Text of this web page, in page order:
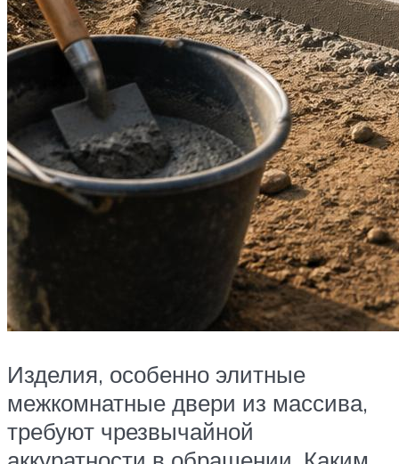
Изделия, особенно элитные
межкомнатные двери из массива,
требуют чрезвычайной